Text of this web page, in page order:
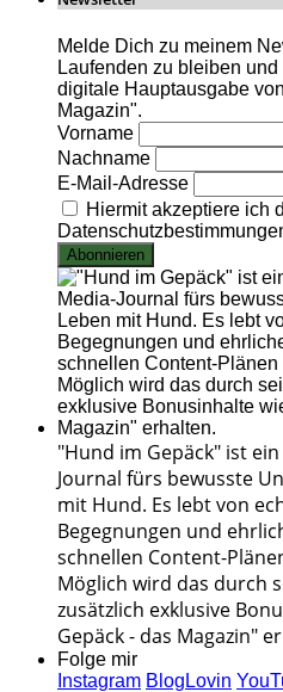
Melde Dich zu meinem
Laufenden zu bleiben
digitale Hauptausgabe
Magazin".
Vorname
Nachname
E-Mail-Adresse
Hiermit akzeptiere ich
"Hund im Gepäck" ist
Journal fürs bewusste
mit Hund. Es lebt von
Begegnungen und
schnellen Content-
Möglich wird das durch
zusätzlich exklusive
Gepäck - das Magazin"
Folge mir
Instagram BlogLovin